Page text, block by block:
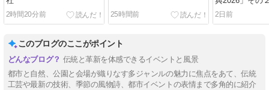
2時間20分前
25時間前
2日前
このブログのここがポイント
伝統と革新を体感できるイベントと風景
都市と自然、公園と会場が織りなす多ジャンルの魅力に焦点をあて、伝統
工芸や最新の技術、季節の風物詩、都市イベントの表情まで多角的に紹介